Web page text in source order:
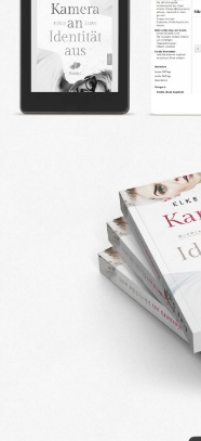
PRESSEMATERIAL
WALLPAPER